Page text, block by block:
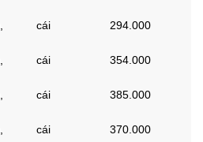
cái 294.000
cái 354.000
cái 385.000
cái 370.000